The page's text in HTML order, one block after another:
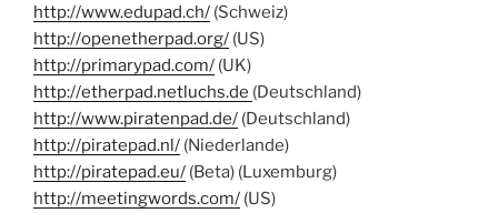
http://www.edupad.ch/ (Schweiz)
http://openetherpad.org/ (US)
http://primarypad.com/ (UK)
http://etherpad.netluchs.de (Deutschland)
http://www.piratenpad.de/ (Deutschland)
http://piratepad.nl/ (Niederlande)
http://piratepad.eu/ (Beta) (Luxemburg)
http://meetingwords.com/ (US)